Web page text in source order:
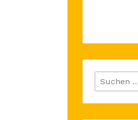
Suchen
nach: